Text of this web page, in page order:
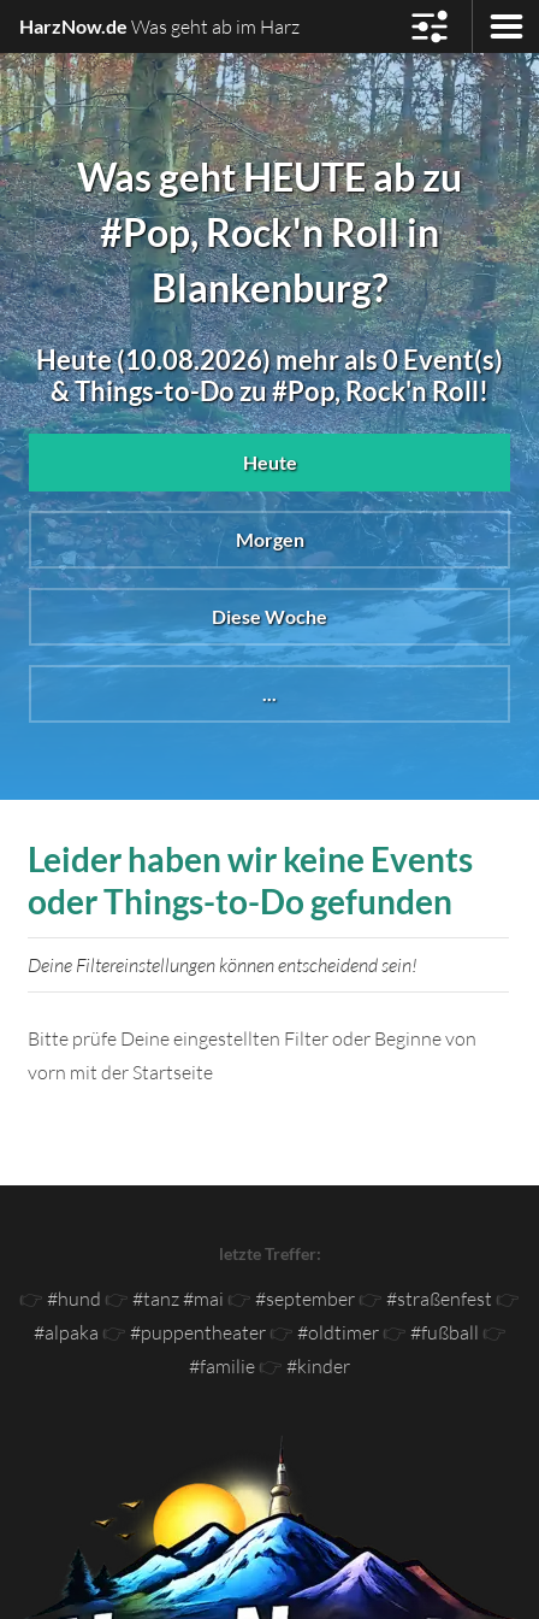
HarzNow.de Was geht ab im Harz
Was geht HEUTE ab zu
#Pop, Rock'n Roll in
Blankenburg?
Heute (10.08.2026) mehr als 0 Event(s)
& Things-to-Do zu #Pop, Rock'n Roll!
Heute
Morgen
Diese Woche
Leider haben wir keine Events
oder Things-to-Do gefunden
Deine Filtereinstellungen können entscheidend sein!
Bitte prüfe Deine eingestellten Filter oder Beginne von
vorn mit der Startseite
letzte Treffer:
👉 #hund 👉 #tanz #mai 👉 #september 👉 #straßenfest 👉
#alpaka 👉 #puppentheater👉 #oldtimer👉 #fußball 👉
#familie 👉 #kinder